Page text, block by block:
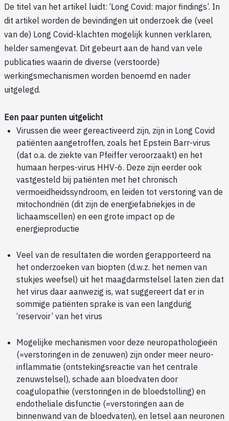
De titel van het artikel luidt: ‘Long Covid: major findings’. In
dit artikel worden de bevindingen uit onderzoek die (veel
van de) Long Covid-klachten mogelijk kunnen verklaren,
helder samengevat. Dit gebeurt aan de hand van vele
publicaties waarin de diverse (verstoorde)
werkingsmechanismen worden benoemd en nader
uitgelegd.
Een paar punten uitgelicht
Virussen die weer gereactiveerd zijn, zijn in Long Covid
patiënten aangetroffen, zoals het Epstein Barr-virus
(dat o.a. de ziekte van Pfeiffer veroorzaakt) en het
humaan herpes-virus HHV-6. Deze zijn eerder ook
vastgesteld bij patiënten met het chronisch
vermoeidheidssyndroom, en leiden tot verstoring van de
mitochondriën (dit zijn de energiefabriekjes in de
lichaamscellen) en een grote impact op de
energieproductie
Veel van de resultaten die worden gerapporteerd na
het onderzoeken van biopten (d.w.z. het nemen van
stukjes weefsel) uit het maagdarmstelsel laten zien dat
het virus daar aanwezig is, wat suggereert dat er in
sommige patiënten sprake is van een langdurig
‘reservoir’ van het virus
Mogelijke mechanismen voor deze neuropathologieën
(=verstoringen in de zenuwen) zijn onder meer neuro-
inflammatie (ontstekingsreactie van het centrale
zenuwstelsel), schade aan bloedvaten door
coagulopathie (verstoringen in de bloedstolling) en
endotheliale disfunctie (=verstoringen aan de
binnenwand van de bloedvaten), en letsel aan neuronen